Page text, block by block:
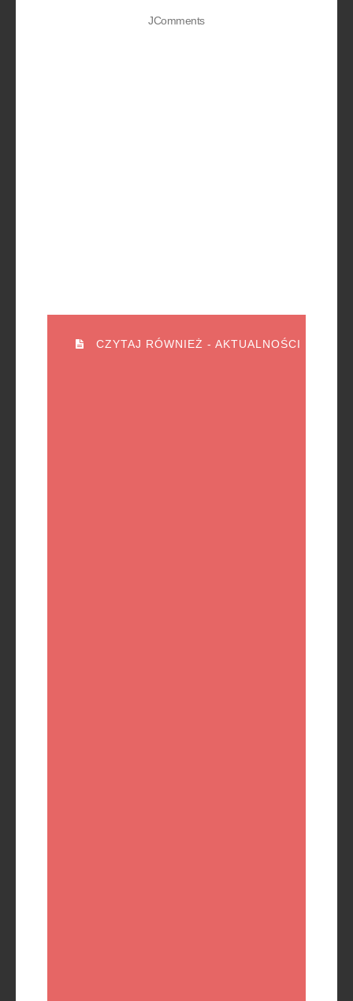
JComments
CZYTAJ RÓWNIEŻ - AKTUALNOŚCI